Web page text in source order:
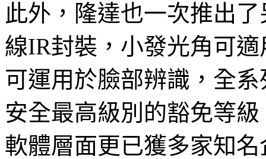
此外，隆達也一次推出
線IR封裝，小發光角可
可運用於臉部辨識，全
安全最高級別的豁免等
軟體層面更已獲多家知